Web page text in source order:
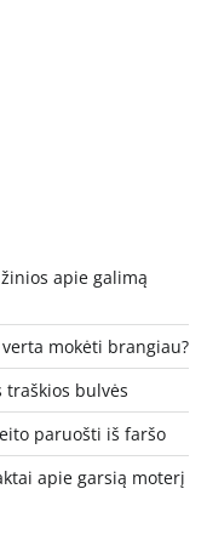
apie galimą
mokėti brangiau?
traškios bulvės
paruošti iš faršo
apie garsią moterį